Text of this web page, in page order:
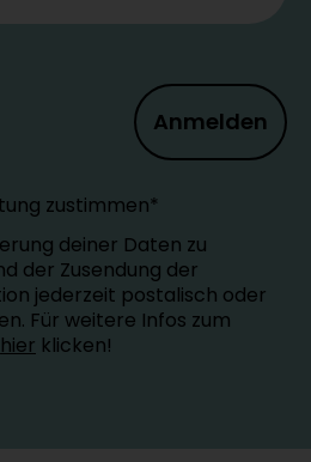
Anmelden
zustimmen*
deiner Daten zu
der Zusendung der
jederzeit postalisch oder
Für weitere Infos zum
hier klicken!